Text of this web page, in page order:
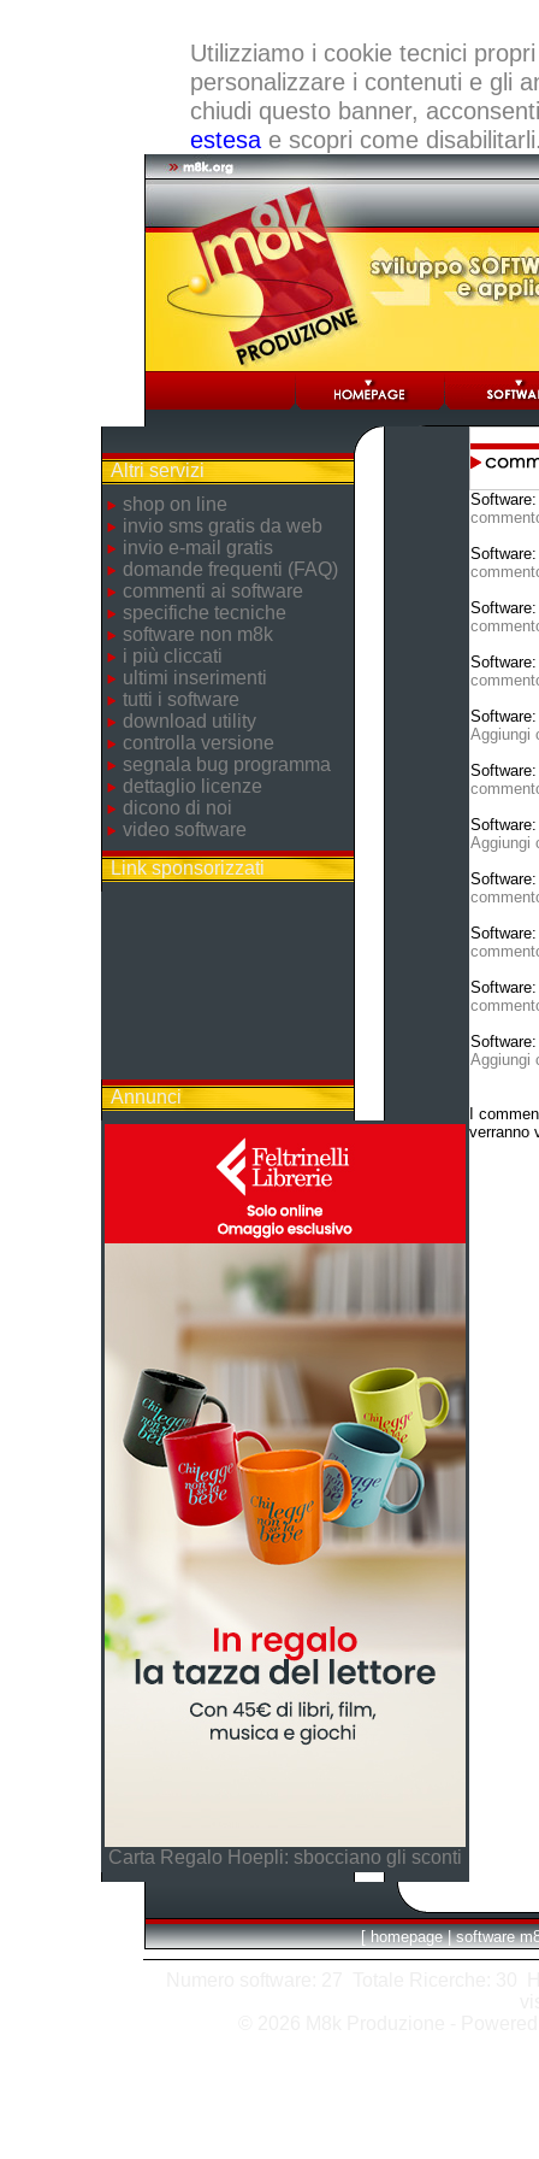
Utilizziamo i cookie tecnici
personalizzare i contenuti e gli
chiudi questo banner,
estesae scopri come
Altri servizi
shop on line
invio sms gratis da web
invio e-mail gratis
domande frequenti (FAQ)
commenti ai software
specifiche tecniche
software non m8k
i più cliccati
ultimi inserimenti
tutti i software
download utility
controlla versione
segnala bug programma
dettaglio licenze
dicono di noi
video software
Link sponsorizzati
Annunci
Carta Regalo Hoepli: sbocciano gli sconti
Aggiungi
Aggiungi
Aggiungi
I
verranno
[ homepage | software